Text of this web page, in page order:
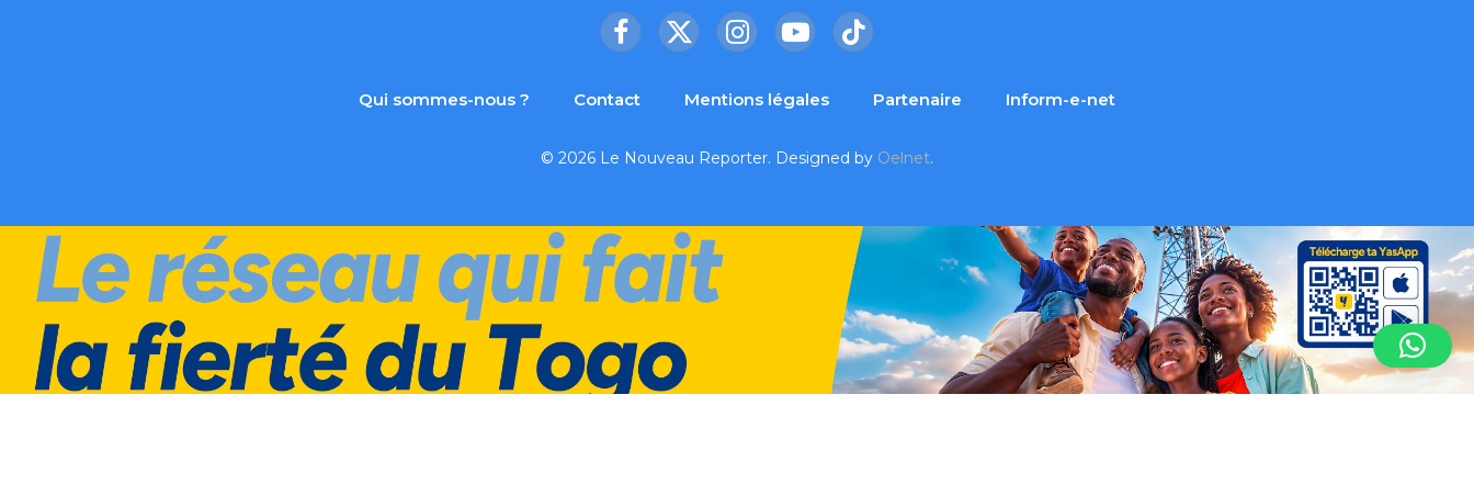
Facebook
X
InstagramYouTubeTikTok
Qui sommes-nous ? Contact Mentions légales Partenaire Inform-e-net
© 2026 Le Nouveau Reporter. Designed by Oelnet.